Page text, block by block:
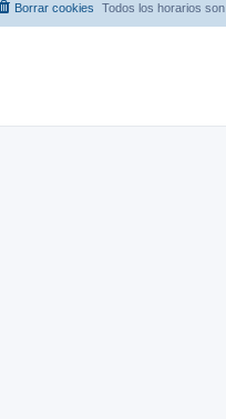
Todos los horarios son
Borrar cookies